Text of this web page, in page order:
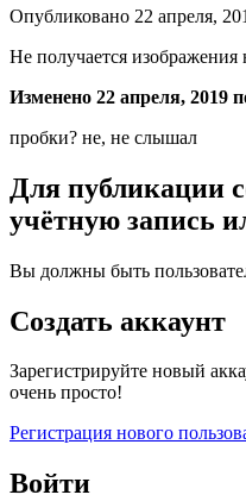
Опубликовано 22 апреля,
Не получается изображения
Изменено 22 апреля, 2019
пробки? не, не слышал
Для публикации
учётную запись
Вы должны быть
Создать аккаунт
Зарегистрируйте новый
очень просто!
Регистрация нового
Войти